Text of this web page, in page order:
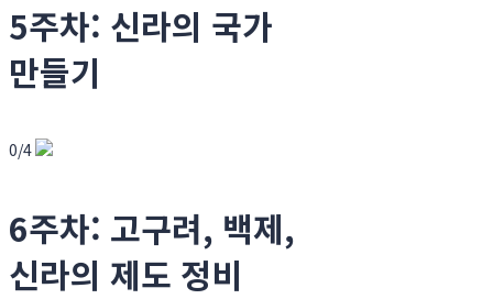
5주차: 신라의 국가
만들기
0/4
6주차: 고구려, 백제,
신라의 제도 정비